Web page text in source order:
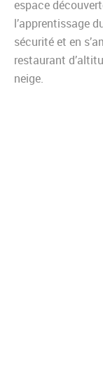
espace
l’apprentissage
sécurité et en
restaurant
neige.